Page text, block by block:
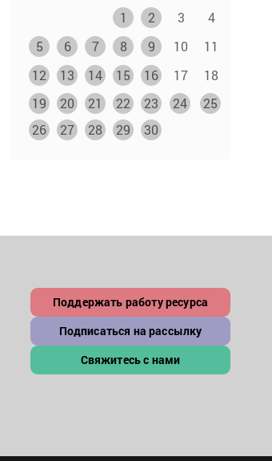
1 2 3
4
5
6 7 8 9 10
11
12
13 14 15 16 17
18
19
20 21 22 23 24
25
26
27 28 29 30
Поддержать работу ресурса
Подписаться на рассылку
Свяжитесь с нами